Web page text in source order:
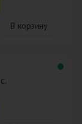
В корзину